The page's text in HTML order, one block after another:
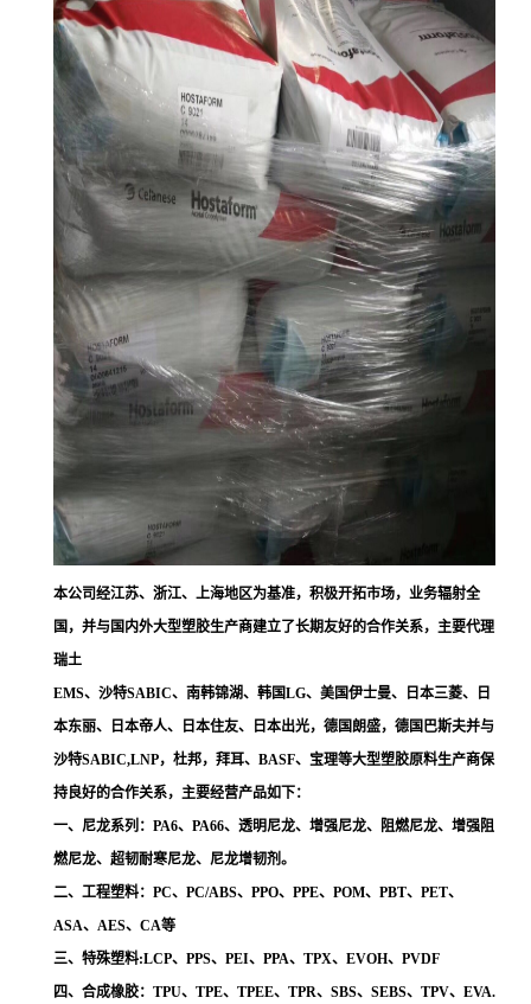
本公司经江苏、浙江、上海地区为基准，积极开拓市场，业务辐射全
国，并与国内外大型塑胶生产商建立了长期友好的合作关系，主要代理
瑞土
EMS、沙特SABIC、南韩锦湖、韩国LG、美国伊士曼、日本三菱、日
本东丽、日本帝人、日本住友、日本出光，德国朗盛，德国巴斯夫并与
沙特SABIC,LNP，杜邦，拜耳、BASF、宝理等大型塑胶原料生产商保
持良好的合作关系，主要经营产品如下：
一、尼龙系列：PA6、PA66、透明尼龙、增强尼龙、阻燃尼龙、增强阻
燃尼龙、超韧耐寒尼龙、尼龙增韧剂。
二、工程塑料：PC、PC/ABS、PPO、PPE、POM、PBT、PET、
ASA、AES、CA等
三、特殊塑料:LCP、PPS、PEI、PPA、TPX、EVOH、PVDF
四、合成橡胶：TPU、TPE、TPEE、TPR、SBS、SEBS、TPV、EVA.